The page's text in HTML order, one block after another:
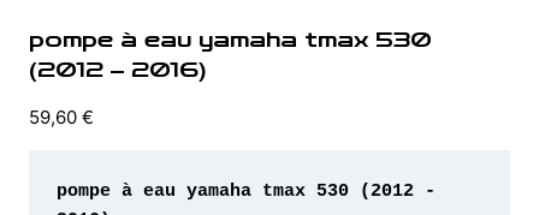
pompe à eau yamaha tmax 530
(2012 – 2016)
59,60 €
pompe à eau yamaha tmax 530 (2012 -